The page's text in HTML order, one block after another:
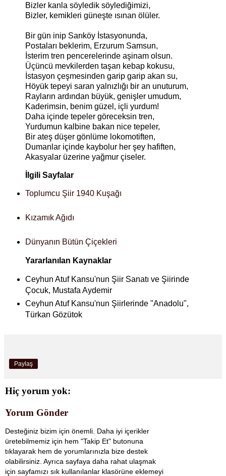
Bizler kanla söyledik söylediğimizi,
Bizler, kemikleri güneşte ısınan ölüler.
Bir gün inip Sarıköy İstasyonunda,
Postaları beklerim, Erzurum Samsun,
İsterim tren pencerelerinde aşinam olsun.
Üçüncü mevkilerden taşan kebap kokusu,
İstasyon çeşmesinden garip garip akan su,
Höyük tepeyi saran yalnızlığı bir an unuturum,
Rayların ardından büyük, genişler umudum,
Kaderimsin, benim güzel, içli yurdum!
Daha içinde tepeler göreceksin tren,
Yurdumun kalbine bakan nice tepeler,
Bir ateş düşer gönlüme lokomotiften,
Dumanlar içinde kaybolur her şey hafiften,
Akasyalar üzerine yağmur çiseler.
İlgili Sayfalar
Toplumcu Şiir 1940 Kuşağı
Kızamık Ağıdı
Dünyanın Bütün Çiçekleri
Yararlanılan Kaynaklar
Ceyhun Atuf Kansu'nun Şiir Sanatı ve Şiirinde
Çocuk, Mustafa Aydemir
Ceyhun Atuf Kansu'nun Şiirlerinde "Anadolu",
Türkan Gözütok
Paylaş
Hiç yorum yok:
Yorum Gönder
Desteğiniz bizim için önemli. Daha iyi içerikler
üretebilmemiz için hem "Takip Et" butonuna
tıklayarak hem de yorumlarınızla bize destek
olabilirsiniz. Ayrıca sayfaya daha rahat ulaşmak
için sayfamızı sık kullanılanlar klasörüne eklemeyi